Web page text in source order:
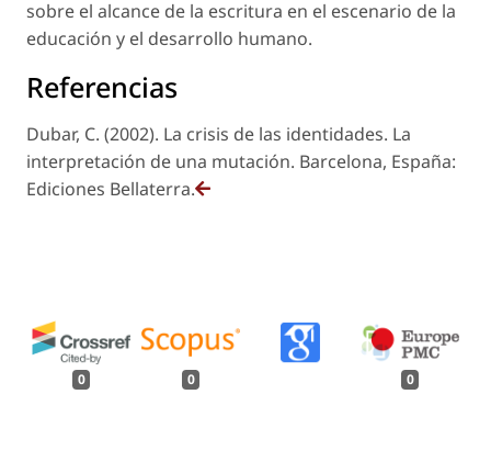
sobre el alcance de la escritura en el escenario de la
educación y el desarrollo humano.
Referencias
Dubar, C. (2002). La crisis de las identidades. La
interpretación de una mutación. Barcelona, España:
Ediciones Bellaterra.
0 0 0